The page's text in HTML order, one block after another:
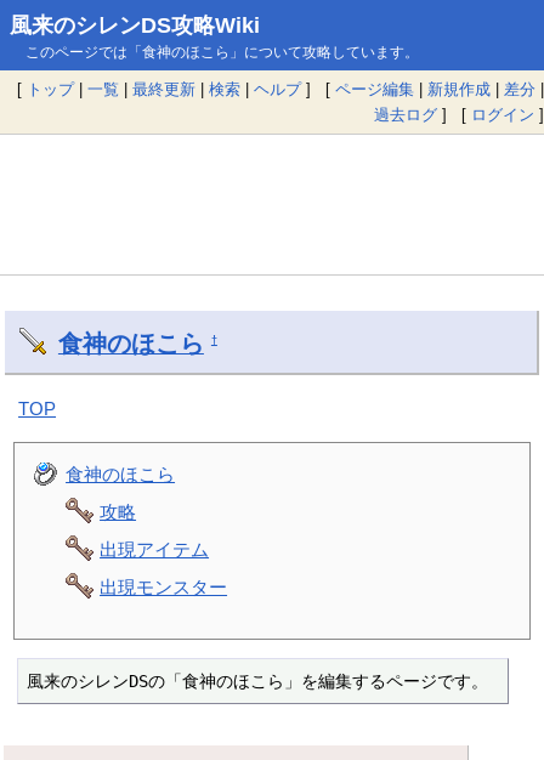
風来のシレンDS攻略Wiki
このページでは「食神のほこら」について攻略しています。
[ トップ| 一覧 | 最終更新 | 検索 | ヘルプ] [ ページ編集 | 新規作成 | 差分 |
過去ログ ] [ ログイン ]
食神のほこら †
TOP
食神のほこら
攻略
出現アイテム
出現モンスター
風来のシレンDSの「食神のほこら」を編集するページです。